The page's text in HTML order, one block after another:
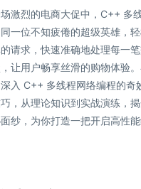
激烈的电商大促中，C++ 多
一位不知疲倦的超级英雄，
请求，快速准确地处理每一
让用户畅享丝滑的购物体验
入 C++ 多线程网络编程的奇
，从理论知识到实战演练，
纱，为你打造一把开启高性